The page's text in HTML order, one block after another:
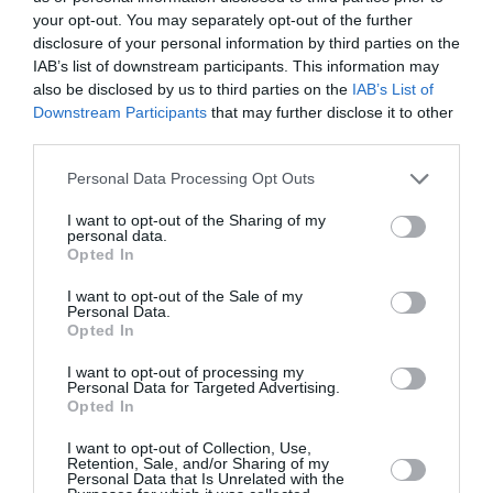
your opt-out. You may separately opt-out of the further
disclosure of your personal information by third parties on the
IAB’s list of downstream participants. This information may
also be disclosed by us to third parties on the IAB’s List of
Downstream Participants that may further disclose it to other
Please note that this website/app uses one or more Google
not limited to your visit or usage behaviour. You may click to
grant or deny consent to Google and its third-party tags to
use your data for below specified purposes in below Google
consent section.
Personal Data Processing Opt Outs
I want to opt-out of the Sharing of my
personal data.
Opted In
I want to opt-out of the Sale of my
Personal Data.
Opted In
I want to opt-out of processing my
Personal Data for Targeted Advertising.
Opted In
I want to opt-out of Collection, Use,
Retention, Sale, and/or Sharing of my
Personal Data that Is Unrelated with the
Λίνα Μενδώνη: Το μουσειακό τοπίο στην
πατρίδα μας αλλάζει ριζικά
Με την ευκαιρία της του εορτασμού της διεθνούς ημέρας
μουσείων, η υπουργός Πολιτισμού Λίνα Μενδώνη
δήλωσε: «Στον σύγχρονο κόσμο, τα Μουσεία επιτελ...